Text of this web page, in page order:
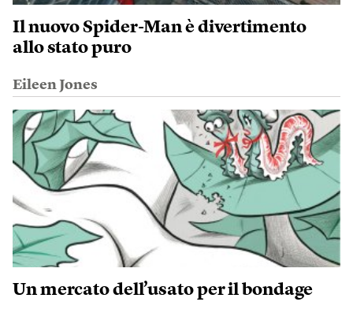
Il nuovo Spider-Man è divertimento
allo stato puro
Eileen Jones
Un mercato dell’usato per il bondage